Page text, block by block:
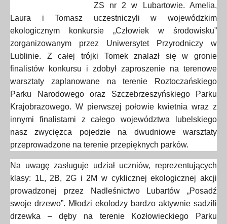
ZS nr 2 w Lubartowie. Amelia,
Laura i Tomasz uczestniczyli w wojewódzkim
ekologicznym konkursie „Człowiek w środowisku”
zorganizowanym przez Uniwersytet Przyrodniczy w
Lublinie. Z całej trójki Tomek znalazł się w gronie
finalistów konkursu i zdobył zaproszenie na terenowe
warsztaty zaplanowane na terenie Roztoczańskiego
Parku Narodowego oraz Szczebrzeszyńskiego Parku
Krajobrazowego. W pierwszej połowie kwietnia wraz z
innymi finalistami z całego województwa lubelskiego
nasz zwycięzca pojedzie na dwudniowe warsztaty
przeprowadzone na terenie przepięknych parków.
Na uwagę zasługuje udział uczniów, reprezentujących
klasy: 1L, 2B, 2G i 2M w cyklicznej ekologicznej akcji
prowadzonej przez Nadleśnictwo Lubartów „Posadź
swoje drzewo”. Młodzi ekolodzy bardzo aktywnie sadzili
drzewka – dęby na terenie Kozłowieckiego Parku